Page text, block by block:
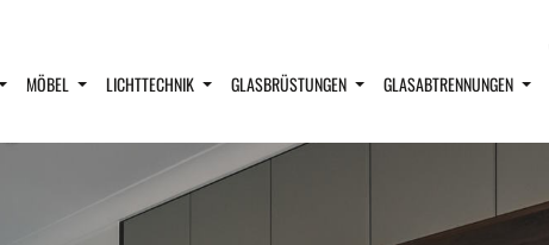
MÖBEL LICHTTECHNIK GLASBRÜSTUNGEN GLASABTRENNUNGEN